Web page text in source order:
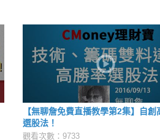
【無聊詹免費直播教學第2集】自創
選股法！
觀看次數：9733